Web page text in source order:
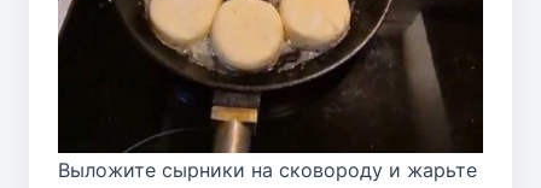
Выложите сырники на сковороду и жарьте